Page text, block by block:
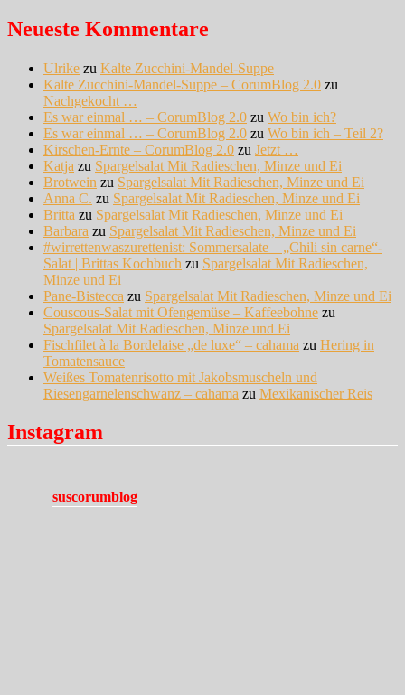
Neueste Kommentare
Ulrike zu Kalte Zucchini-Mandel-Suppe
Kalte Zucchini-Mandel-Suppe – CorumBlog 2.0 zu
Nachgekocht …
Es war einmal … – CorumBlog 2.0 zu Wo bin ich?
Es war einmal … – CorumBlog 2.0 zu Wo bin ich – Teil 2?
Kirschen-Ernte – CorumBlog 2.0 zu Jetzt …
Katja zu Spargelsalat Mit Radieschen, Minze und Ei
Brotwein zu Spargelsalat Mit Radieschen, Minze und Ei
Anna C. zu Spargelsalat Mit Radieschen, Minze und Ei
Britta zu Spargelsalat Mit Radieschen, Minze und Ei
Barbara zu Spargelsalat Mit Radieschen, Minze und Ei
#wirrettenwaszurettenist: Sommersalate – „Chili sin carne“-
Salat | Brittas Kochbuch zu Spargelsalat Mit Radieschen,
Minze und Ei
Pane-Bistecca zu Spargelsalat Mit Radieschen, Minze und Ei
Couscous-Salat mit Ofengemüse – Kaffeebohne zu
Spargelsalat Mit Radieschen, Minze und Ei
Fischfilet à la Bordelaise „de luxe“ – cahama zu Hering in
Tomatensauce
Weißes Tomatenrisotto mit Jakobsmuscheln und
Riesengarnelenschwanz – cahama zu Mexikanischer Reis
Instagram
suscorumblog